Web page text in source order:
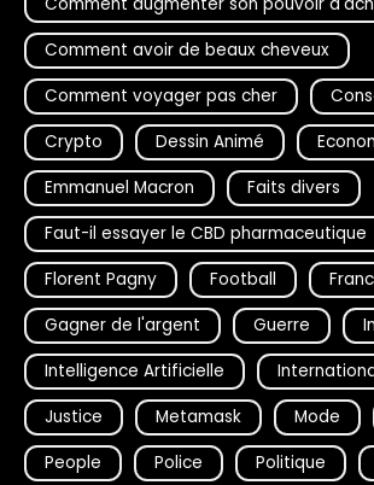
Comment avoir de beaux cheveux
Comment voyager pas cher
Crypto
Dessin Animé
Emmanuel Macron
Faits divers
Faut-il essayer le CBD pharmaceutique
Florent Pagny
Football
Gagner de l'argent
Guerre
Intelligence Artificielle
Justice
Metamask Mode
People
Police Politique